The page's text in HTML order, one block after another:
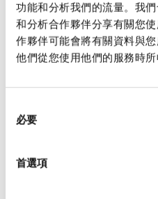
功能和分析我們的流量。我
和分析合作夥伴分享有關您
作夥伴可能會將有關資料與
他們從您使用他們的服務時所
必要
首選項
規格
審美規範